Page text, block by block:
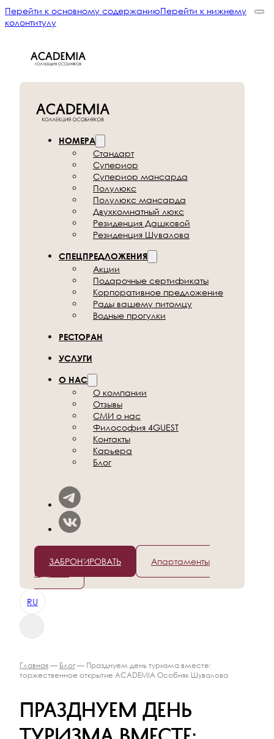
Перейти к основному содержаниюПерейти к нижнему
колонтитулу
НОМЕРА
Стандарт
Супериор
Супериор мансарда
Полулюкс
Полулюкс мансарда
Двухкомнатный люкс
Резиденция Дашковой
Резиденция Шувалова
СПЕЦПРЕДЛОЖЕНИЯ
Акции
Подарочные сертификаты
Корпоративное предложение
Рады вашему питомцу
Водные прогулки
РЕСТОРАН
УСЛУГИ
О НАС
О компании
Отзывы
СМИ о нас
Философия 4GUEST
Контакты
Карьера
Блог
+7 (812) 565-96-50
ЗАБРОНИРОВАТЬ
Апартаменты
в Дубае
RU
Главная— Блог— Празднуем день туризма вместе:
торжественное открытие ACADEMIA Особняк Шувалова
Празднуем день
туризма вместе: